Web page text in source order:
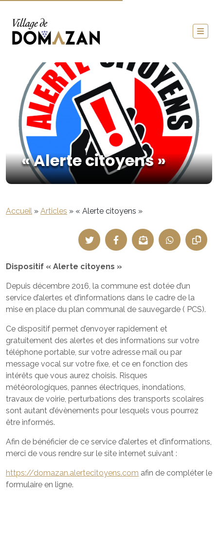
« Alerte citoyens »
Accueil » Articles » « Alerte citoyens »
Dispositif « Alerte citoyens »
Depuis décembre 2016, la commune est dotée d’un
service d’alertes et d’informations dans le cadre de la
mise en place du plan communal de sauvegarde ( PCS).
Ce dispositif permet d’envoyer rapidement et
gratuitement des alertes et des informations sur votre
téléphone portable, sur votre adresse mail ou par
message vocal sur votre fixe, et ce en fonction des
intérêts que vous aurez choisis. Risques
météorologiques, pannes électriques, inondations,
travaux de voirie, perturbations des transports scolaires
sont autant d’évènements pour lesquels vous pourrez
être informés.
Afin de bénéficier de ce service d’alertes et d’informations,
merci de vous rendre sur le site internet suivant :
https://domazan.alertecitoyens.com afin de compléter le
formulaire en ligne.